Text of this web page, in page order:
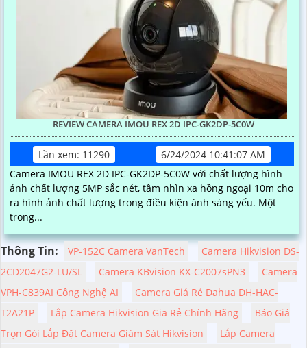
REVIEW CAMERA IMOU REX 2D IPC-GK2DP-5C0W
Lần xem: 11290
6/24/2024 10:41:07 AM
Camera IMOU REX 2D IPC-GK2DP-5C0W với chất lượng hình
ảnh chất lượng 5MP sắc nét, tầm nhìn xa hồng ngoại 10m cho
ra hình ảnh chất lượng trong điều kiện ánh sáng yếu. Một
trong...
Thông Tin: VP-152C Camera VanTech
Camera Hikvision DS-
2CD2047G2-LU/SL
Camera KBvision KX-C2007sPN3
Camera
VPH-C839AI Công Nghệ AI
Camera Giá Rẻ Dahua DH-HAC-
T2A21P
Lắp Camera Hikvision Gia Rẻ Chính Hãng
Báo Giá
Trọn Gói Lắp Đặt Camera Giám Sát Hikvision
Lắp Camera